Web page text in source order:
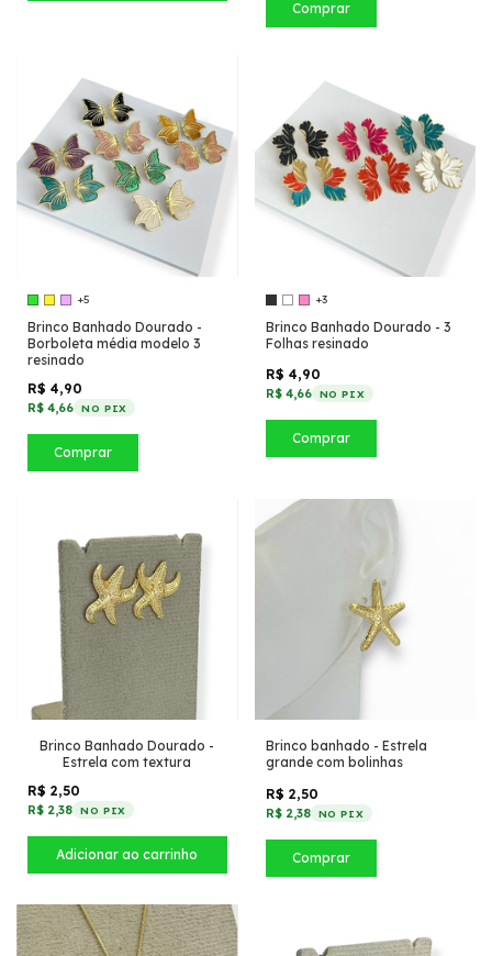
Comprar
+5
Brinco Banhado Dourado -
Borboleta média modelo 3
resinado
R$ 4,90
R$ 4,66 NO PIX
Comprar
+3
Brinco Banhado Dourado - 3
Folhas resinado
R$ 4,90
R$ 4,66 NO PIX
Comprar
Brinco Banhado Dourado -
Estrela com textura
R$ 2,50
R$ 2,38 NO PIX
Brinco banhado - Estrela
grande com bolinhas
R$ 2,50
R$ 2,38 NO PIX
Comprar